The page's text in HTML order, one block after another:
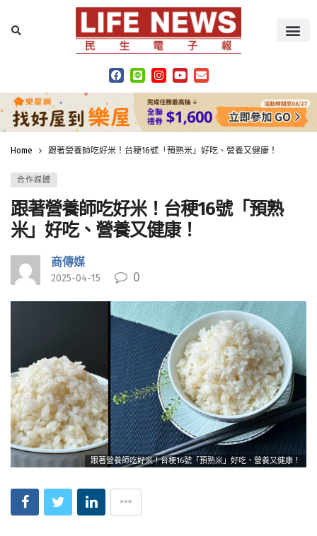
Home 跟著營養師吃好米！台稉16號「預熟米」好吃、營養又健康！
合作媒體
跟著營養師吃好米！台稉16號「預熟
米」好吃、營養又健康！
商傳媒
2025-04-15 0
跟著營養師吃好米！台稉16號「預熟米」好吃、營養又健康！